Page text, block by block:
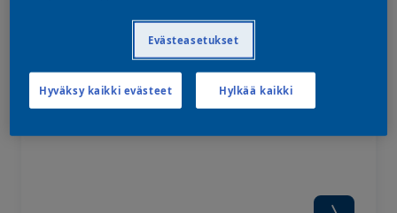
- myös muoveille.
Evästeasetukset
Hylkää kaikki
Hyväksy kaikki evästeet